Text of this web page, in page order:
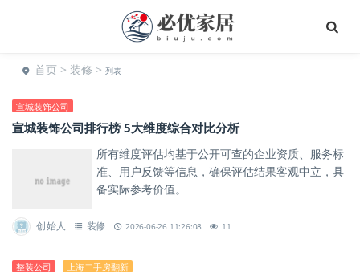
首页 > 装修 > 列表
宣城装饰公司
宣城装饰公司排行榜 5大维度综合对比分析
所有维度评估均基于公开可查的企业资质、服务标
准、用户反馈等信息，确保评估结果客观中立，具
备实际参考价值。
创始人 装修 2026-06-26 11:26:08 11
整装公司 上海二手房翻新